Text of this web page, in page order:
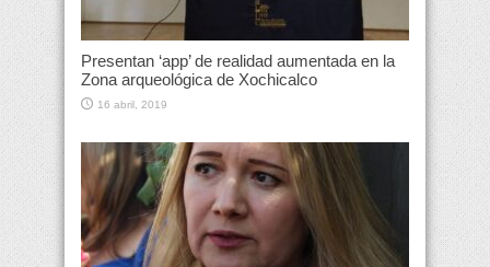
Presentan ‘app’ de realidad aumentada en la
Zona arqueológica de Xochicalco
16 abril, 2019